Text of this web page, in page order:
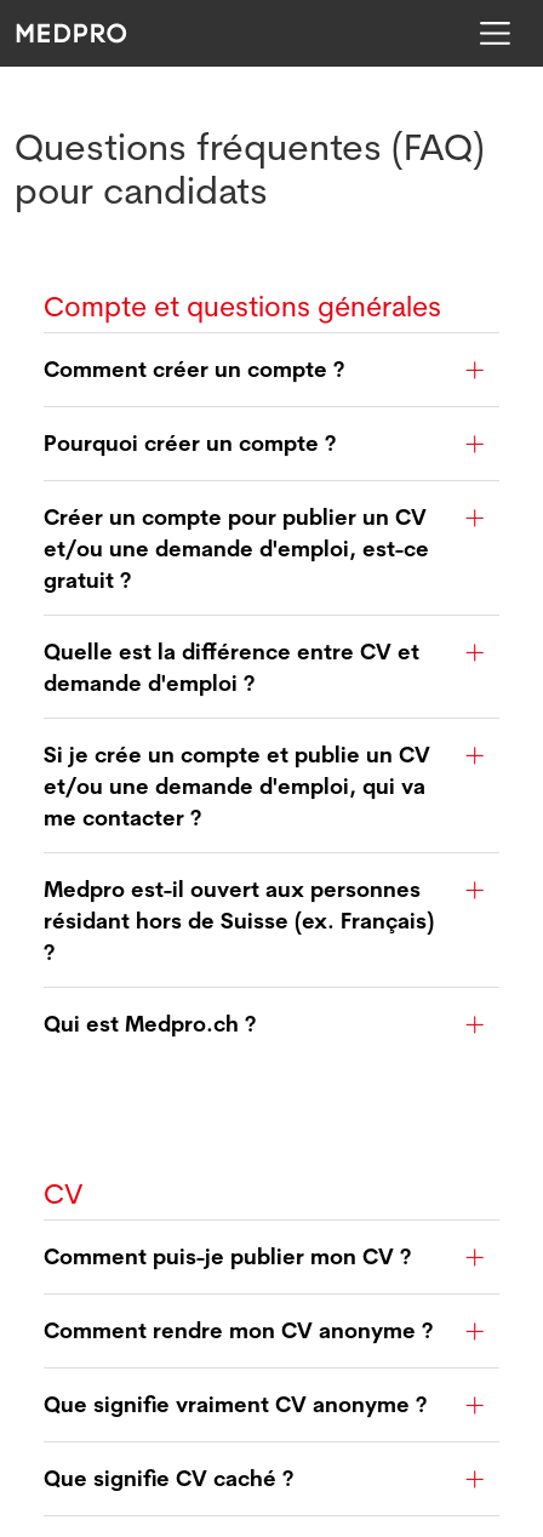
Questions fréquentes (FAQ)
pour candidats
Compte et questions générales
Comment créer un compte ?
Pourquoi créer un compte ?
Créer un compte pour publier un CV
et/ou une demande d'emploi, est-ce
gratuit ?
Quelle est la différence entre CV et
demande d'emploi ?
Si je crée un compte et publie un CV
et/ou une demande d'emploi, qui va
me contacter ?
Medpro est-il ouvert aux personnes
résidant hors de Suisse (ex. Français)
?
Qui est Medpro.ch ?
CV
Comment puis-je publier mon CV ?
Comment rendre mon CV anonyme ?
Que signifie vraiment CV anonyme ?
Que signifie CV caché ?